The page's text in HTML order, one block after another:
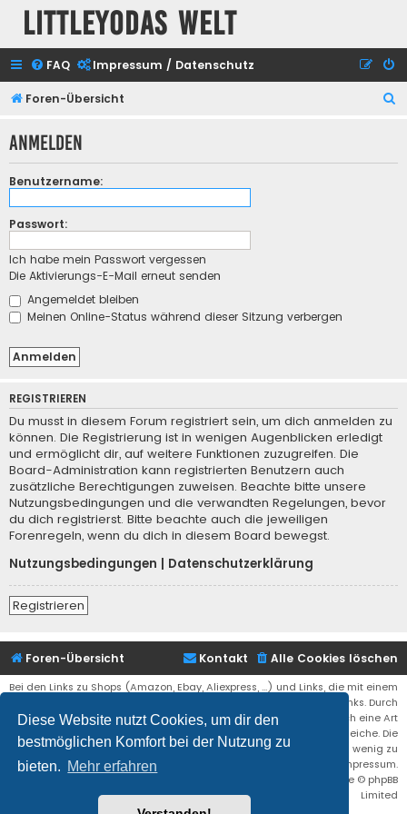
Diese Website nutzt Cookies, um dir den
bestmöglichen Komfort bei der Nutzung zu
bieten. Mehr erfahren
Littleyodas Welt
FAQ Impressum / Datenschutz
Foren-Übersicht
h
Anmelden
Benutzername:
Passwort:
Ich habe mein Passwort vergessen
Die Aktivierungs-E-Mail erneut senden
Angemeldet bleiben
Meinen Online-Status während dieser Sitzung verbergen
REGISTRIEREN
Du musst in diesem Forum registriert sein, um dich anmelden zu
können. Die Registrierung ist in wenigen Augenblicken erledigt
und ermöglicht dir, auf weitere Funktionen zuzugreifen. Die
Board-Administration kann registrierten Benutzern auch
zusätzliche Berechtigungen zuweisen. Beachte bitte unsere
Nutzungsbedingungen und die verwandten Regelungen, bevor
du dich registrierst. Bitte beachte auch die jeweiligen
Forenregeln, wenn du dich in diesem Board bewegst.
Nutzungsbedingungen
Datenschutzerklärung
Registrieren
Foren-Übersicht Alle Cookies löschen
Kontakt
Bei den Links zu Shops (Amazon, Ebay, Aliexpress, ...) und Links, die mit einem
Stern (*) markiert sind, kann es sich um sogenannte Affiliate Links. Durch
den Kauf eines Produktes über einen Affiliate Link erhälte ich eine Art
Umsatzbeteiligung gutgeschrieben. Für euch bleibt der Preis der gleiche. Die
Einnahmen helfen die Hostgebühren für diese Webseite ein wenig zu
reduzieren. Siehe auch das Impressum.
® Forum Software © phpBB
Limited